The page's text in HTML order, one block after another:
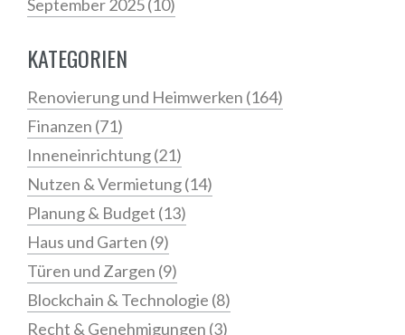
September 2025(10)
KATEGORIEN
Renovierung und Heimwerken (164)
Finanzen (71)
Inneneinrichtung(21)
Nutzen & Vermietung(14)
Planung & Budget (13)
Haus und Garten (9)
Türen und Zargen (9)
Blockchain & Technologie (8)
Recht & Genehmigungen (3)